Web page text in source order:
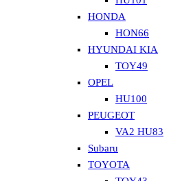
HONDA
HON66
HYUNDAI KIA
TOY49
OPEL
HU100
PEUGEOT
VA2 HU83
Subaru
TOYOTA